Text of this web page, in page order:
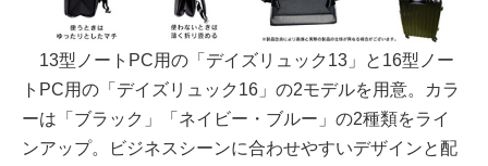
13型ノートPC用の「デイズリュック13」と16型ノー
トPC用の「デイズリュック16」の2モデルを用意。カラ
ーは「ブラック」「ネイビー・ブルー」の2種類をライ
ンアップ。ビジネスシーンに合わせやすいデザインと配